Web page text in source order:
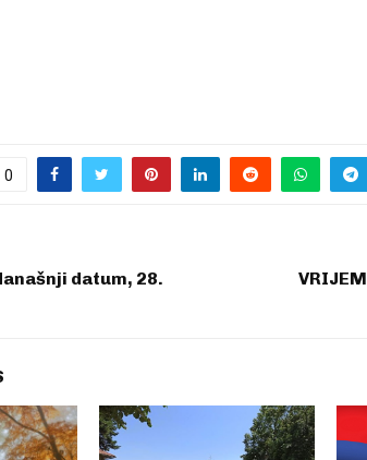
0
datum, 28.